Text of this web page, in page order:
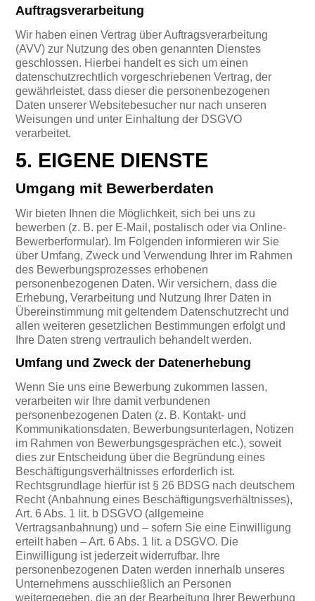
Auftragsverarbeitung
Wir haben einen Vertrag über Auftragsverarbeitung
(AVV) zur Nutzung des oben genannten Dienstes
geschlossen. Hierbei handelt es sich um einen
datenschutzrechtlich vorgeschriebenen Vertrag, der
gewährleistet, dass dieser die personenbezogenen
Daten unserer Websitebesucher nur nach unseren
Weisungen und unter Einhaltung der DSGVO
verarbeitet.
5. EIGENE DIENSTE
Umgang mit Bewerberdaten
Wir bieten Ihnen die Möglichkeit, sich bei uns zu
bewerben (z. B. per E-Mail, postalisch oder via Online-
Bewerberformular). Im Folgenden informieren wir Sie
über Umfang, Zweck und Verwendung Ihrer im Rahmen
des Bewerbungsprozesses erhobenen
personenbezogenen Daten. Wir versichern, dass die
Erhebung, Verarbeitung und Nutzung Ihrer Daten in
Übereinstimmung mit geltendem Datenschutzrecht und
allen weiteren gesetzlichen Bestimmungen erfolgt und
Ihre Daten streng vertraulich behandelt werden.
Umfang und Zweck der Datenerhebung
Wenn Sie uns eine Bewerbung zukommen lassen,
verarbeiten wir Ihre damit verbundenen
personenbezogenen Daten (z. B. Kontakt- und
Kommunikationsdaten, Bewerbungsunterlagen, Notizen
im Rahmen von Bewerbungsgesprächen etc.), soweit
dies zur Entscheidung über die Begründung eines
Beschäftigungsverhältnisses erforderlich ist.
Rechtsgrundlage hierfür ist § 26 BDSG nach deutschem
Recht (Anbahnung eines Beschäftigungsverhältnisses),
Art. 6 Abs. 1 lit. b DSGVO (allgemeine
Vertragsanbahnung) und – sofern Sie eine Einwilligung
erteilt haben – Art. 6 Abs. 1 lit. a DSGVO. Die
Einwilligung ist jederzeit widerrufbar. Ihre
personenbezogenen Daten werden innerhalb unseres
Unternehmens ausschließlich an Personen
weitergegeben, die an der Bearbeitung Ihrer Bewerbung